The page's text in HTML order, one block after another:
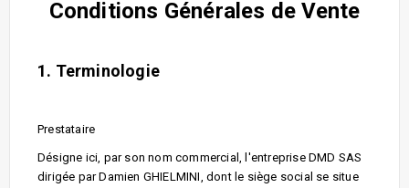
Conditions Générales de Vente
1. Terminologie
Prestataire
Désigne ici, par son nom commercial, l'entreprise DMD SAS
dirigée par Damien GHIELMINI, dont le siège social se situe